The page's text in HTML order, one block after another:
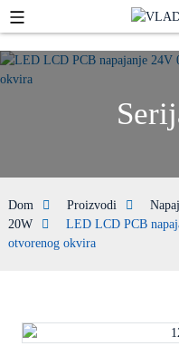
Dom Proizvodi
20W
LED LCD PCB
otvorenog okvira